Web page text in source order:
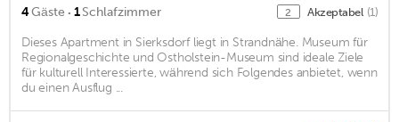
4Gäste · 1Schlafzimmer 2 Akzeptabel (1)
Dieses Apartment in Sierksdorf liegt in Strandnähe. Museum für
Regionalgeschichte und Ostholstein-Museum sind ideale Ziele
für kulturell Interessierte, während sich Folgendes anbietet, wenn
du einen Ausflug ...